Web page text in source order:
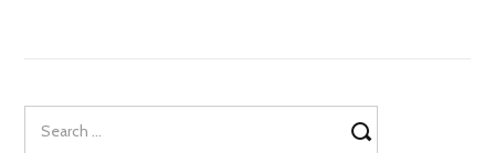
for: